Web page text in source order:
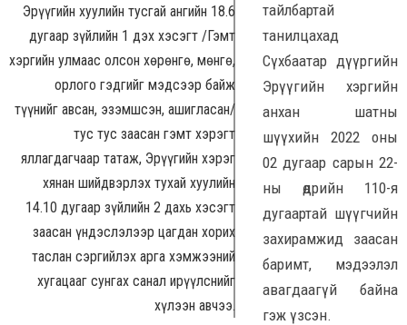
Эрүүгийн хуулийн тусгай ангийн 18.6
дугаар зүйлийн 1 дэх хэсэгт /Гэмт
хэргийн улмаас олсон хөрөнгө, мөнгө,
орлого гэдгийг мэдсээр байж
түүнийг авсан, эзэмшсэн, ашигласан/
тус тус заасан гэмт хэрэгт
яллагдагчаар татаж, Эрүүгийн хэрэг
хянан шийдвэрлэх тухай хуулийн
14.10 дугаар зүйлийн 2 дахь хэсэгт
заасан үндэслэлээр цагдан хорих
таслан сэргийлэх арга хэмжээний
хугацааг сунгах санал ирүүлснийг
хүлээн авчээ.
тайлбартай
танилцахад
Сүхбаатар дүүргийн
Эрүүгийн хэргийн
анхан шатны
шүүхийн 2022 оны
02 дугаар сарын 22-
ны өдрийн 110-я
дугаартай шүүгчийн
захирамжид заасан
баримт, мэдээлэл
авагдаагүй байна
гэж үзсэн.